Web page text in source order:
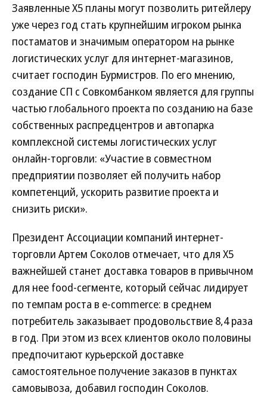
Заявленные Х5 планы могут позволить ритейлеру
уже через год стать крупнейшим игроком рынка
постаматов и значимым оператором на рынке
логистических услуг для интернет-магазинов,
считает господин Бурмистров. По его мнению,
создание СП с Совкомбанком является для группы
частью глобального проекта по созданию на базе
собственных распредцентров и автопарка
комплексной системы логистических услуг
онлайн-торговли: «Участие в совместном
предприятии позволяет ей получить набор
компетенций, ускорить развитие проекта и
снизить риски».
Президент Ассоциации компаний интернет-
торговли Артем Соколов отмечает, что для X5
важнейшей станет доставка товаров в привычном
для нее food-сегменте, который сейчас лидирует
по темпам роста в e-commerce: в среднем
потребитель заказывает продовольствие 8,4 раза
в год. При этом из всех клиентов около половины
предпочитают курьерской доставке
самостоятельное получение заказов в пунктах
самовывоза, добавил господин Соколов.